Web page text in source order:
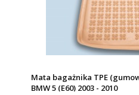
Mata bagażnika TPE
BMW 5 (E60) 2003 - 2010